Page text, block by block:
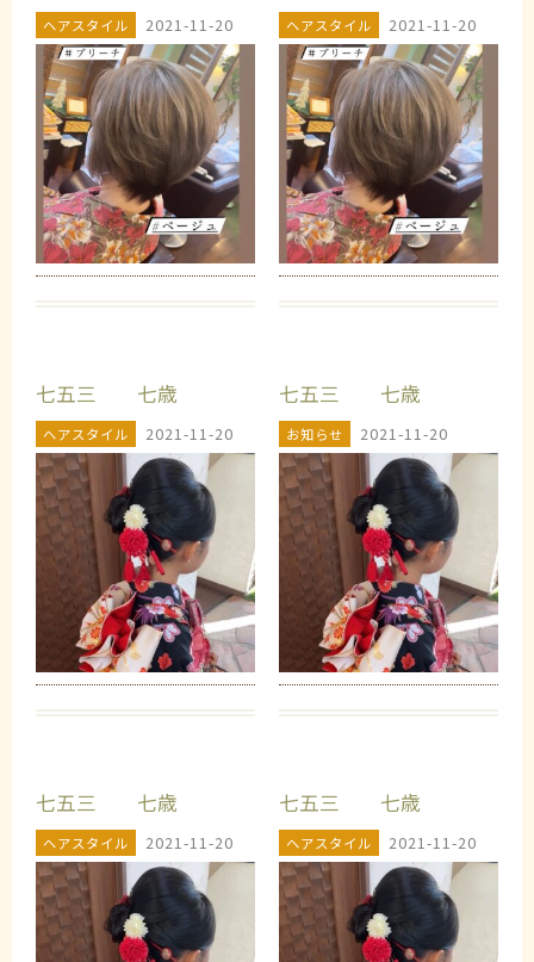
ヘアスタイル 2021-11-20 ヘアスタイル 2021-11-20
️七五三 七歳
ヘアスタイル 2021-11-20
️七五三 七歳
お知らせ 2021-11-20
️七五三 七歳
ヘアスタイル 2021-11-20
️七五三 七歳
ヘアスタイル 2021-11-20